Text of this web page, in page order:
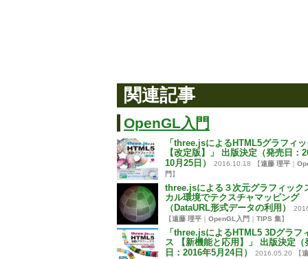
関連記事
OpenGL入門
「three.jsによるHTML5グラフィ
【改定版】」 出版決定（発売日：
10月25日）
2016.10.18 【遠藤 理平
門】
three.jsによる３次元グラフィック
カル環境でテクスチャマッピング
（DataURL形式データの利用）
【遠藤 理平 OpenGL入門 TIPS 集】
「three.jsによるHTML5 3Dグラフ
ス 【新機能と応用】」 出版決定（
日：2016年5月24日）
2016.05.20 【